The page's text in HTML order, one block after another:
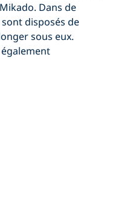
Dans de
disposés de
sous eux.